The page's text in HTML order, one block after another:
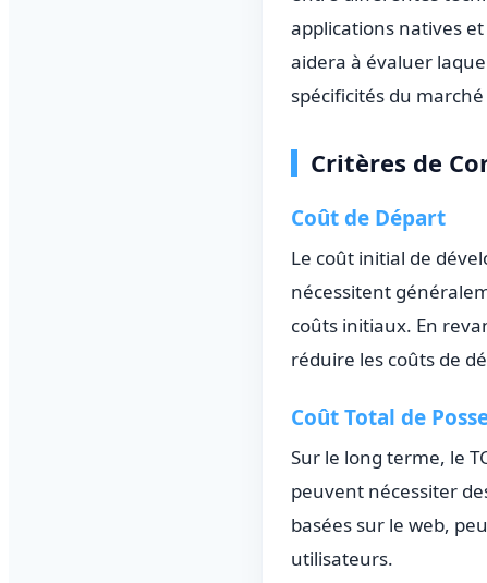
applications natives
aidera à évaluer
spécificités du
Critères de
Coût de Départ
Le coût initial de
nécessitent
coûts initiaux. En
réduire les coûts de
Coût Total de
Sur le long terme, le
peuvent nécessiter
basées sur le web,
utilisateurs.